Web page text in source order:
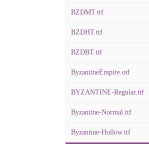
BZDMT.ttf
BZDHT.ttf
BZDBT.ttf
ByzantineEmpire.otf
BYZANTINE-Regular.ttf
Byzantine-Normal.ttf
Byzantine-Hollow.ttf